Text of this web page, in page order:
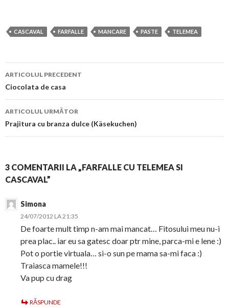
CASCAVAL FARFALLE MANCARE PASTE TELEMEA
Navigare
în
articol
ARTICOLUL PRECEDENT
Ciocolata de casa
ARTICOLUL URMĂTOR
Prajitura cu branza dulce (Käsekuchen)
3 COMENTARII LA „FARFALLE CU TELEMEA SI
CASCAVAL”
Simona
24/07/2012 LA 21:35
De foarte mult timp n-am mai mancat… Fitosului meu nu-i
prea plac.. iar eu sa gatesc doar ptr mine, parca-mi e lene :)
Pot o portie virtuala… si-o sun pe mama sa-mi faca :)
Traiasca mamele!!!
Va pup cu drag
RĂSPUNDE